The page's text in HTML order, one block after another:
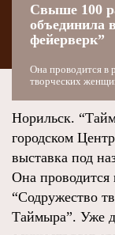
Свыше 100
объединила
фейерверк”
Она проводится в
творческих
Норильск.
городском
выставка под
Она проводится
“Содружество
Таймыра”. Уже